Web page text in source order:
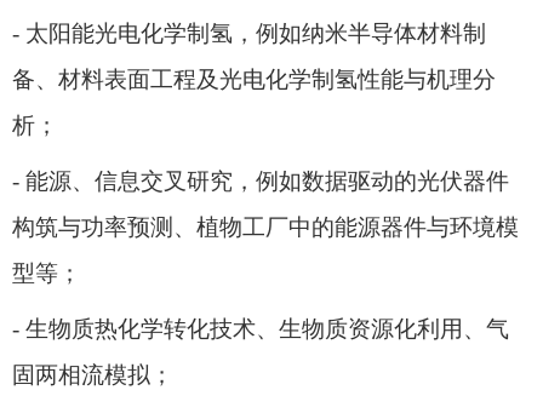
- 太阳能光电化学制氢，例如纳米半导体材料制
备、材料表面工程及光电化学制氢性能与机理分
析；
- 能源、信息交叉研究，例如数据驱动的光伏器件
构筑与功率预测、植物工厂中的能源器件与环境模
型等；
- 生物质热化学转化技术、生物质资源化利用、气
固两相流模拟；